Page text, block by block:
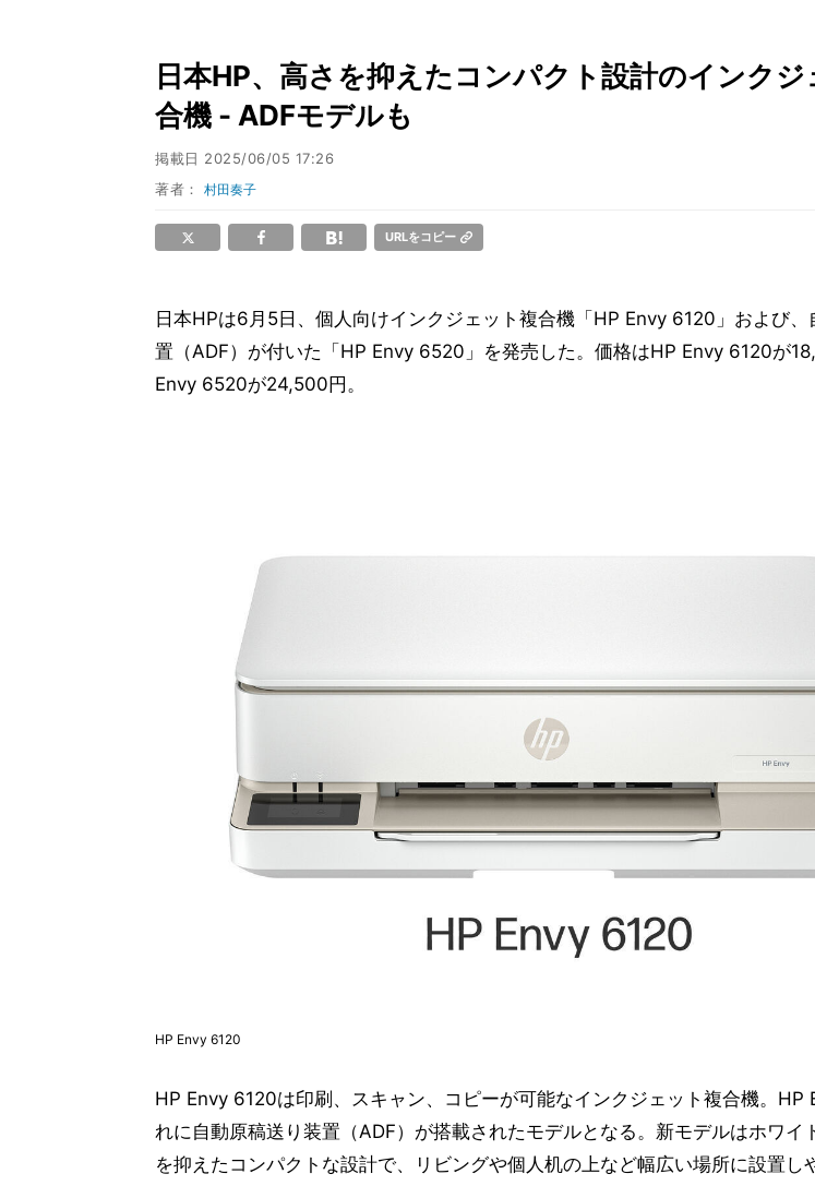
日本HP、高さを抑えたコンパクト設計のインクジ
合機 - ADFモデルも
掲載日 2025/06/05 17:26
著者：村田奏子
URLをコピー
日本HPは6月5日、個人向けインクジェット複合機「HP Envy 6120」および、
置（ADF）が付いた「HP Envy 6520」を発売した。価格はHP Envy 6120が
Envy 6520が24,500円。
HP Envy 6120
HP Envy 6120は印刷、スキャン、コピーが可能なインクジェット複合機。HP
れに自動原稿送り装置（ADF）が搭載されたモデルとなる。新モデルはホワイ
を抑えたコンパクトな設計で、リビングや個人机の上など幅広い場所に設置し